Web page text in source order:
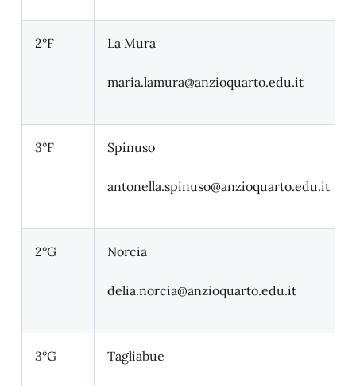
2°F La Mura
maria.lamura@anzioquarto.edu.it
3°F Spinuso
antonella.spinuso@anzioquarto.edu.it
2°G Norcia
delia.norcia@anzioquarto.edu.it
3°G Tagliabue